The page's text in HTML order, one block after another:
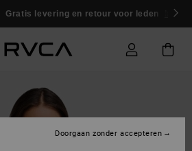
Gratis levering en retour voor leden
Doorgaan zonder accepteren